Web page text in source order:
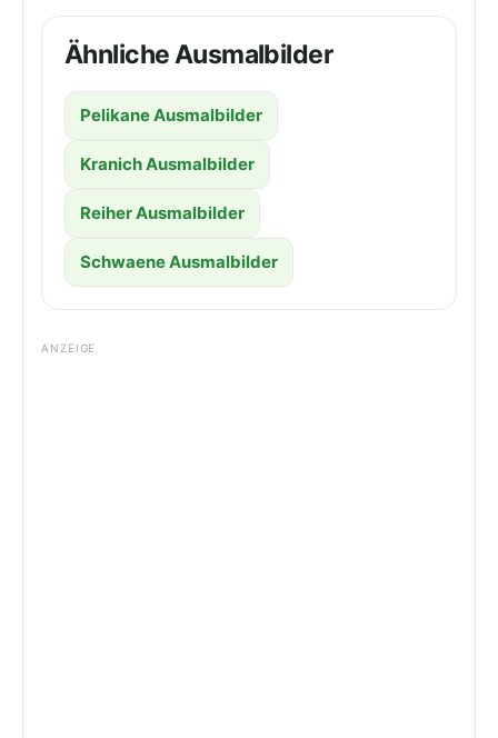
Ähnliche Ausmalbilder
Pelikane Ausmalbilder
Kranich Ausmalbilder
Reiher Ausmalbilder
Schwaene Ausmalbilder
ANZEIGE